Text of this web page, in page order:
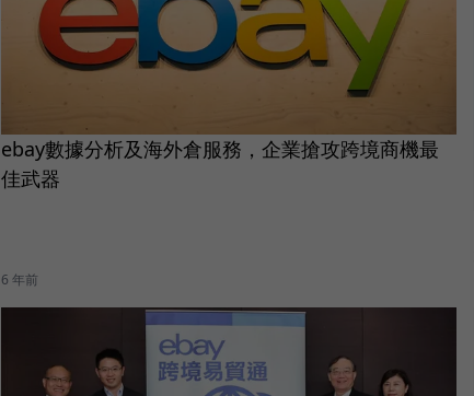
ebay數據分析及海外倉服務，企業搶攻跨境商機最
佳武器
6 年前